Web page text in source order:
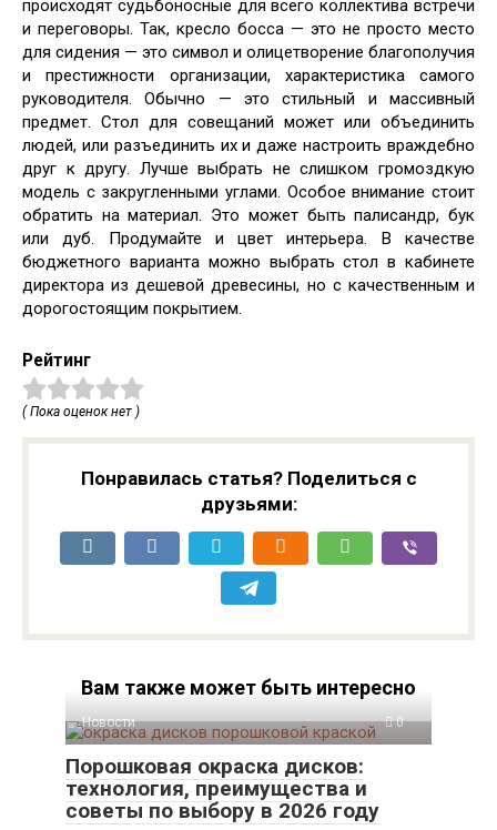
происходят судьбоносные для всего коллектива встречи
и переговоры. Так, кресло босса — это не просто место
для сидения — это символ и олицетворение благополучия
и престижности организации, характеристика самого
руководителя. Обычно — это стильный и массивный
предмет. Стол для совещаний может или объединить
людей, или разъединить их и даже настроить враждебно
друг к другу. Лучше выбрать не слишком громоздкую
модель с закругленными углами. Особое внимание стоит
обратить на материал. Это может быть палисандр, бук
или дуб. Продумайте и цвет интерьера. В качестве
бюджетного варианта можно выбрать стол в кабинете
директора из дешевой древесины, но с качественным и
дорогостоящим покрытием.
Рейтинг
( Пока оценок нет )
Понравилась статья? Поделиться с
друзьями:
Вам также может быть интересно
Новости 0
Порошковая окраска дисков:
технология, преимущества и
советы по выбору в 2026 году